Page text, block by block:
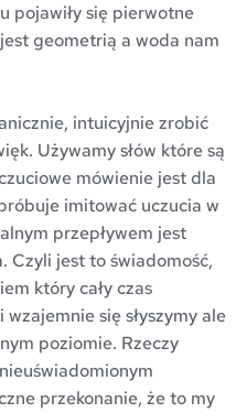
pojawiły się pierwotne
geometrią a woda nam
Używamy słów które są
mówienie jest dla
imitować uczucia w
przepływem jest
Czyli jest to świadomość,
który cały czas
się słyszymy ale
poziomie. Rzeczy
przekonanie, że to my